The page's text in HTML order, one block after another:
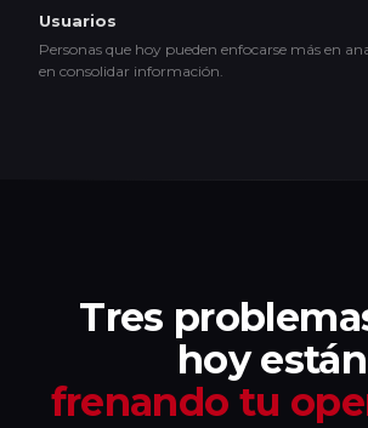
Usuarios
Personas que hoy pueden enfocarse más en
en consolidar información.
Tres
hoy están
frenando tu